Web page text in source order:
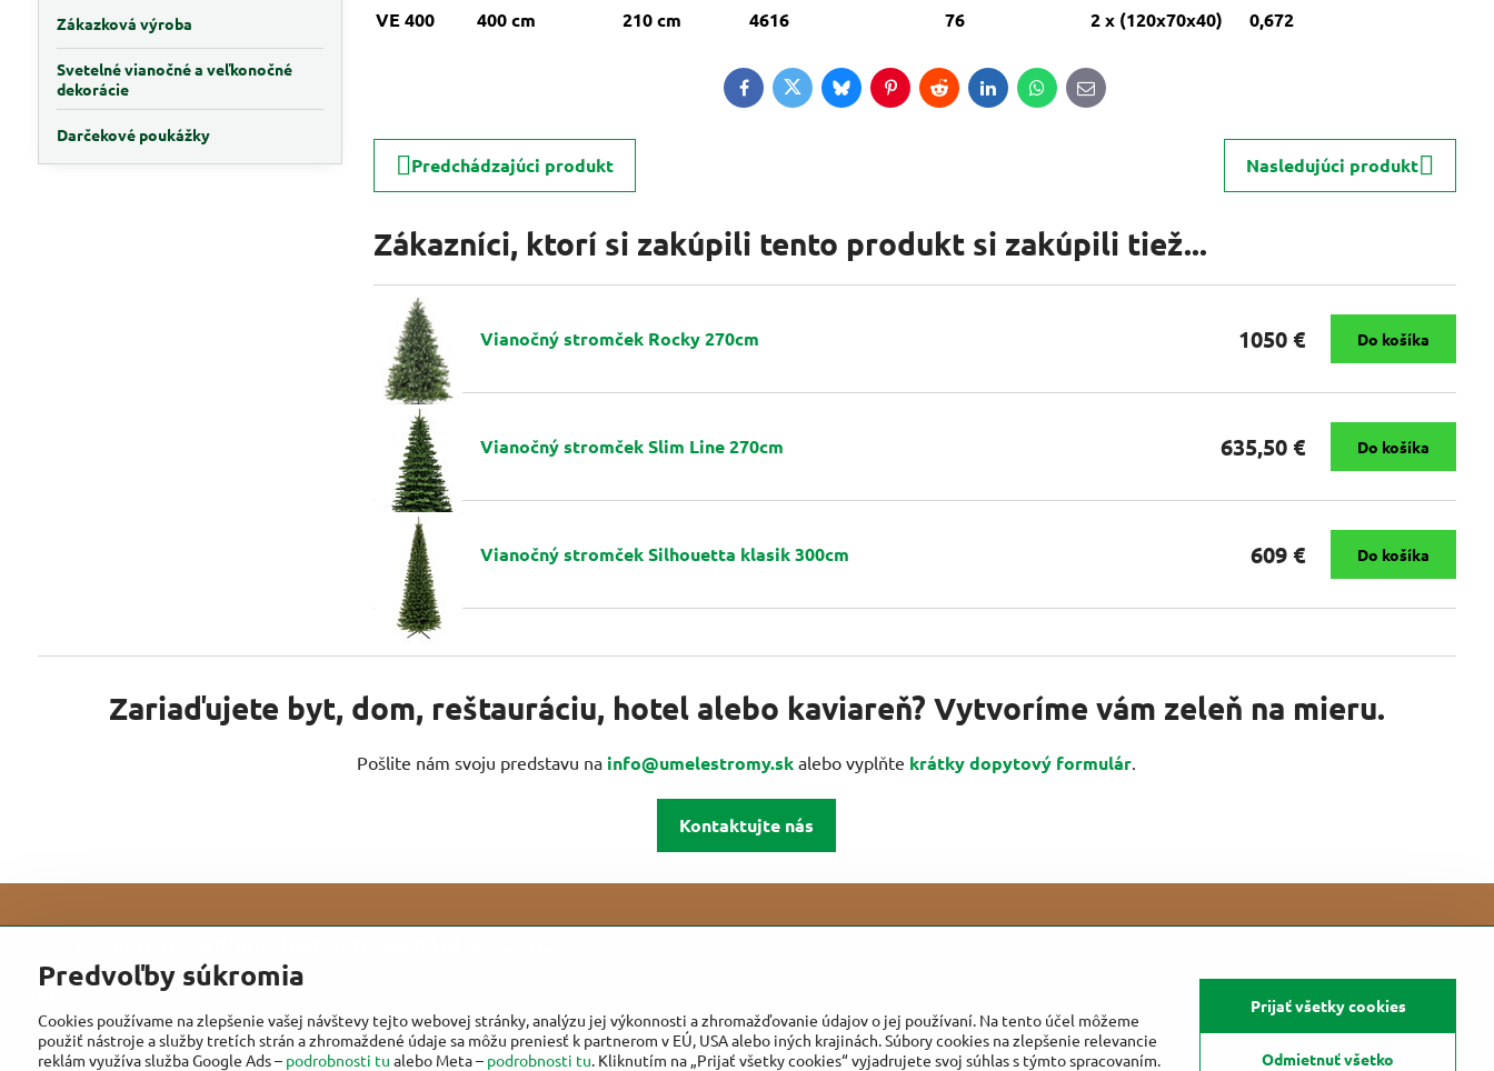
VE 400
400 cm 210 cm 4616 76 2 x (120x70x40) 0,672
FacebookTwitterBlueskyPinterestRedditLinkedInWhatsApp
E-
mail
Predchádzajúci produkt Nasledujúci produkt
Zákazníci, ktorí si zakúpili tento produkt si zakúpili tiež...
Vianočný stromček Rocky 270cm 1050 € Do košíka
Vianočný stromček Slim Line 270cm 635,50 € Do košíka
Vianočný stromček Silhouetta klasik 300cm 609 € Do košíka
Zákazková výroba
Svetelné vianočné a veľkonočné
dekorácie
Darčekové poukážky
Zariaďujete byt, dom, reštauráciu, hotel alebo kaviareň? Vytvoríme vám zeleň na mieru.
Pošlite nám svoju predstavu na info@umelestromy.sk alebo vyplňte krátky dopytový formulár
Kontaktujte nás
Facebook Instagram
Predvoľby súkromia
Cookies používame na zlepšenie vašej návštevy tejto webovej stránky, analýzu jej výkonnosti a zhromažďovanie údajov o jej používaní. Na tento účel môžeme
použiť nástroje a služby tretích strán a zhromaždené údaje sa môžu preniesť k partnerom v EÚ, USA alebo iných krajinách. Súbory cookies na zlepšenie relevancie
reklám využíva služba Google Ads – podrobnosti tu alebo Meta – podrobnosti tu. Kliknutím na „Prijať všetky cookies“ vyjadrujete svoj súhlas s týmto spracovaním.
Prijať všetky cookies
Odmietnuť všetko